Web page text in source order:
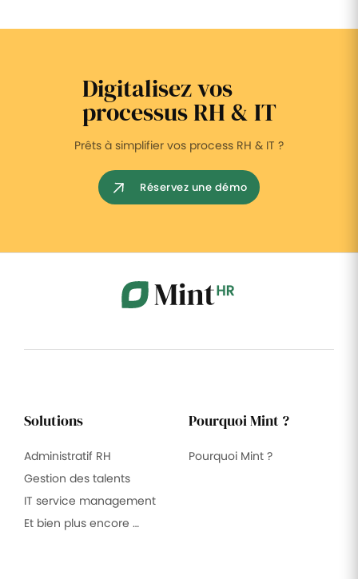
Digitalisez vos
processus RH & IT
Prêts à simplifier vos process RH & IT ?
Réservez une démo
Solutions
Administratif RH
Gestion des talents
IT service management
Et bien plus encore …
Pourquoi Mint ?
Pourquoi Mint ?